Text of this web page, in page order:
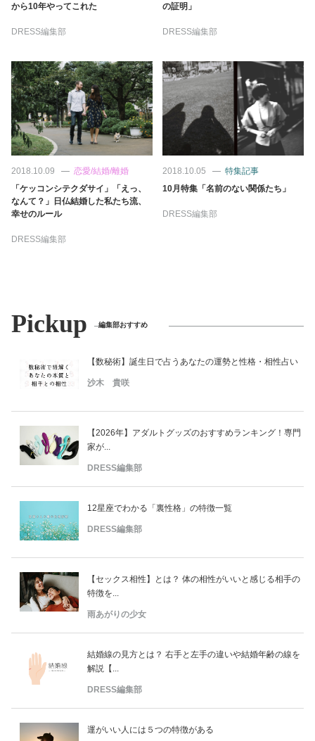
から10年やってこれた
DRESS編集部
の証明」
DRESS編集部
2018.10.09
恋愛/結婚/離婚
「ケッコンシテクダサイ」「えっ、
なんて？」日仏結婚した私たち流、
幸せのルール
DRESS編集部
2018.10.05
特集記事
10月特集「名前のない関係たち」
DRESS編集部
Pickup 編集部おすすめ
【数秘術】誕生日で占うあなたの運勢と性格・相性占い
沙木 貴咲
【2026年】アダルトグッズのおすすめランキング！専門
家が...
DRESS編集部
12星座でわかる「裏性格」の特徴一覧
DRESS編集部
【セックス相性】とは？ 体の相性がいいと感じる相手の
特徴を...
雨あがりの少女
結婚線の見方とは？ 右手と左手の違いや結婚年齢の線を
解説【...
DRESS編集部
運がいい人には５つの特徴がある